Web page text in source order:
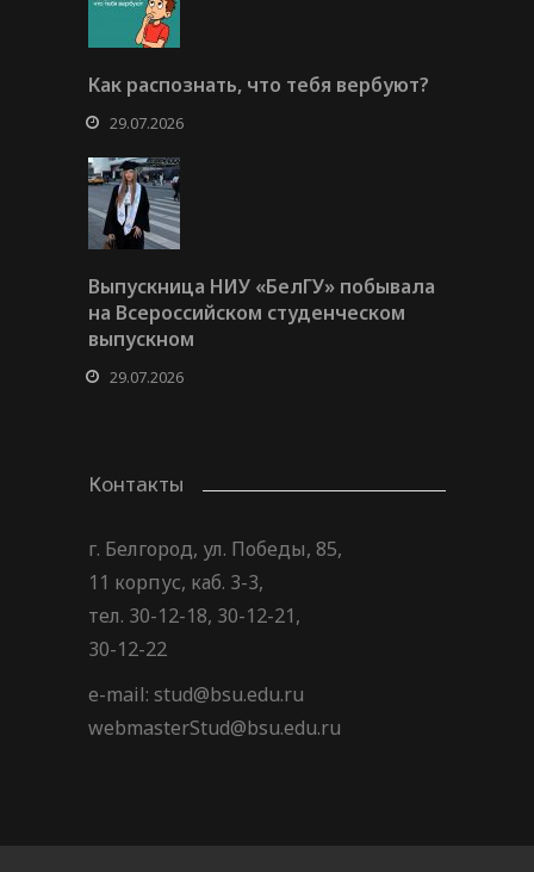
Как распознать, что тебя вербуют?
29.07.2026
Выпускница НИУ «БелГУ» побывала
на Всероссийском студенческом
выпускном
29.07.2026
Контакты
г. Белгород, ул. Победы, 85,
11 корпус, каб. 3-3,
тел. 30-12-18, 30-12-21,
30-12-22
e-mail: stud@bsu.edu.ru
webmasterStud@bsu.edu.ru